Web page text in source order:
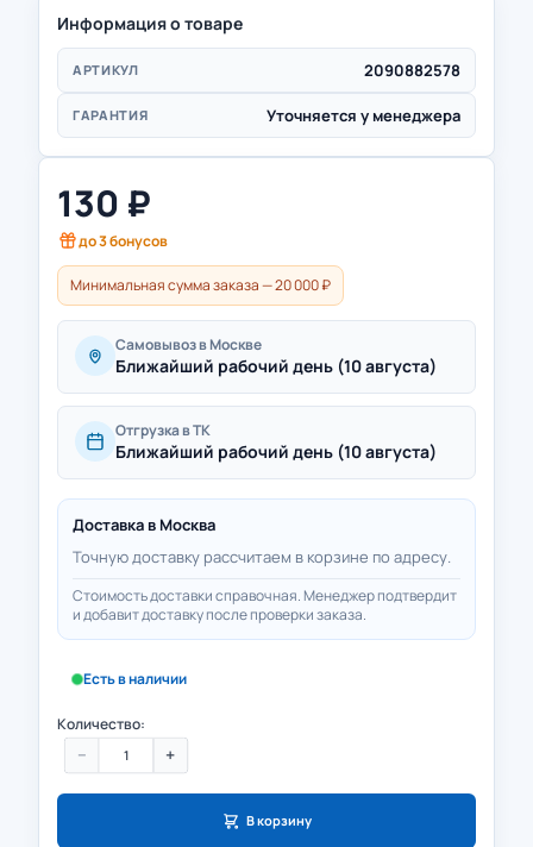
Информация о товаре
АРТИКУЛ 2090882578
ГАРАНТИЯ Уточняется у менеджера
130 ₽
до3бонусов
Минимальная сумма заказа — 20 000 ₽
Самовывоз в Москве
Ближайший рабочий день (10 августа)
Отгрузка в ТК
Ближайший рабочий день (10 августа)
Доставка в Москва
Точную доставку рассчитаем в корзине по адресу.
Стоимость доставки справочная. Менеджер подтвердит
и добавит доставку после проверки заказа.
Есть в наличии
Количество:
− +
В корзину